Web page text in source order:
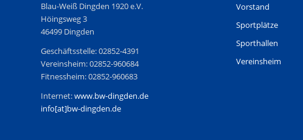
Blau-Weiß Dingden 1920 e.V.
Höingsweg 3
46499 Dingden
Geschäftsstelle: 02852-4391
Vereinsheim: 02852-960684
Fitnessheim: 02852-960683
Internet:www.bw-dingden.de
info[at]bw-dingden.de
Vorstand
Sportplätze
Sporthallen
Vereinsheim